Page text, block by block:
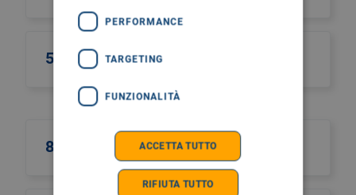
5xmille
8 marzo
PERFORMANCE
TARGETING
FUNZIONALITÀ
ACCETTA TUTTO
RIFIUTA TUTTO